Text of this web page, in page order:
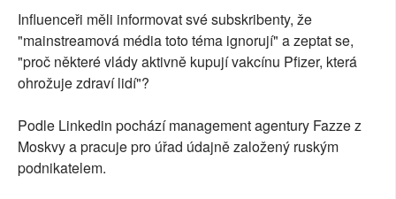
Influenceři měli informovat své subskribenty, že
"mainstreamová média toto téma ignorují" a zeptat se,
"proč některé vlády aktivně kupují vakcínu Pfizer, která
ohrožuje zdraví lidí"?
Podle Linkedin pochází management agentury Fazze z
Moskvy a pracuje pro úřad údajně založený ruským
podnikatelem.